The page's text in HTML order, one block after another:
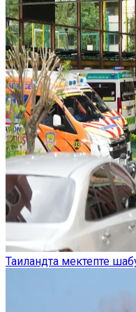
Таиландта мектепте